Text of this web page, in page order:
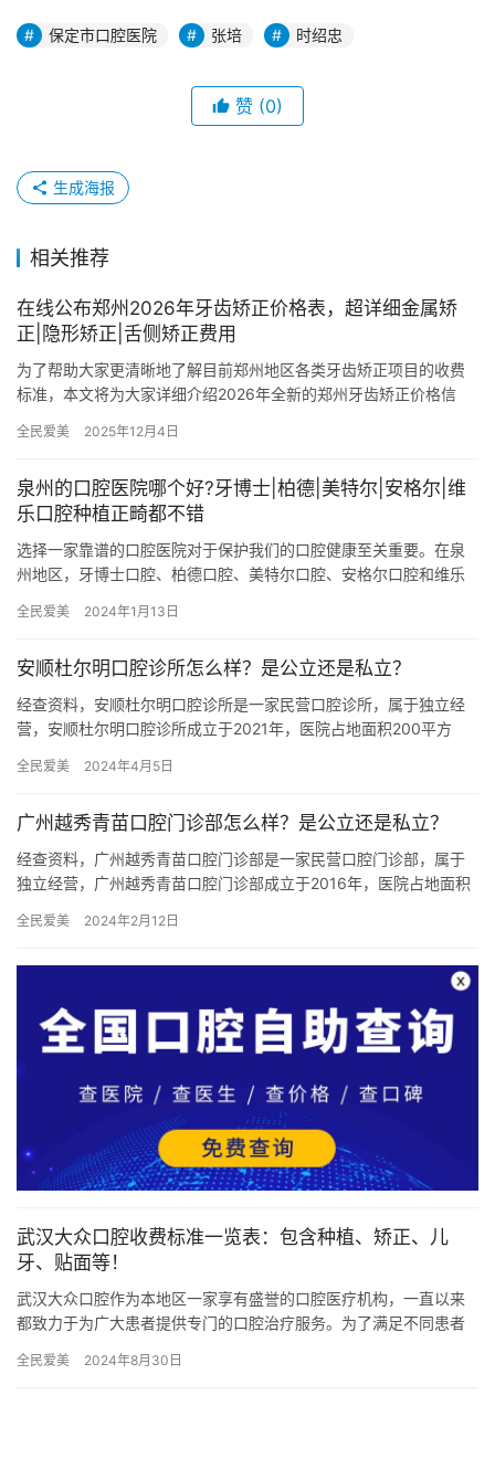
保定市口腔医院 张培 时绍忠
赞 (0)
生成海报
相关推荐
在线公布郑州2026年牙齿矫正价格表，超详细金属矫
正|隐形矫正|舌侧矫正费用
为了帮助大家更清晰地了解目前郑州地区各类牙齿矫正项目的收费
标准，本文将为大家详细介绍2026年全新的郑州牙齿矫正价格信
提供…
全民爱美 2025年12月4日
泉州的口腔医院哪个好?牙博士|柏德|美特尔|安格尔|维
乐口腔种植正畸都不错
选择一家靠谱的口腔医院对于保护我们的口腔健康至关重要。在泉
州地区，牙博士口腔、柏德口腔、美特尔口腔、安格尔口腔和维乐
务为患…
全民爱美 2024年1月13日
安顺杜尔明口腔诊所怎么样？是公立还是私立？
经查资料，安顺杜尔明口腔诊所是一家民营口腔诊所，属于独立经
营，安顺杜尔明口腔诊所成立于2021年，医院占地面积200平方
正…
全民爱美 2024年4月5日
广州越秀青苗口腔门诊部怎么样？是公立还是私立？
经查资料，广州越秀青苗口腔门诊部是一家民营口腔门诊部，属于
独立经营，广州越秀青苗口腔门诊部成立于2016年，医院占地面积
全民爱美 2024年2月12日
武汉大众口腔收费标准一览表：包含种植、矫正、儿
牙、贴面等！
武汉大众口腔作为本地区一家享有盛誉的口腔医疗机构，一直以来
都致力于为广大患者提供专门的口腔治疗服务。为了满足不同患者
者都能…
全民爱美 2024年8月30日